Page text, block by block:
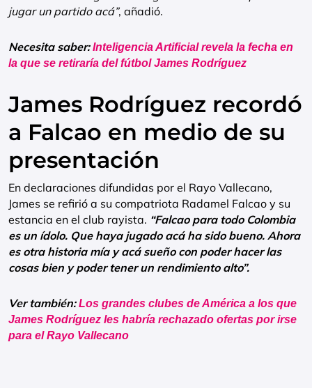
jugar un partido acá”, añadió.
Necesita saber:Inteligencia Artificial revela la fecha en
la que se retiraría del fútbol James Rodríguez
James Rodríguez recordó
a Falcao en medio de su
presentación
En declaraciones difundidas por el Rayo Vallecano,
James se refirió a su compatriota Radamel Falcao y su
estancia en el club rayista. “Falcao para todo Colombia
es un ídolo. Que haya jugado acá ha sido bueno. Ahora
es otra historia mía y acá sueño con poder hacer las
cosas bien y poder tener un rendimiento alto”.
Ver también:Los grandes clubes de América a los que
James Rodríguez les habría rechazado ofertas por irse
para el Rayo Vallecano